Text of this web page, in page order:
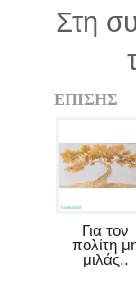
Στη
ΕΠΙΣΗΣ
Για τον
πολίτη
μιλάς..